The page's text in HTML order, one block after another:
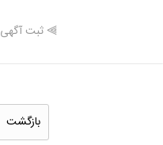
⫸ ثبت آگهی
بازگشت